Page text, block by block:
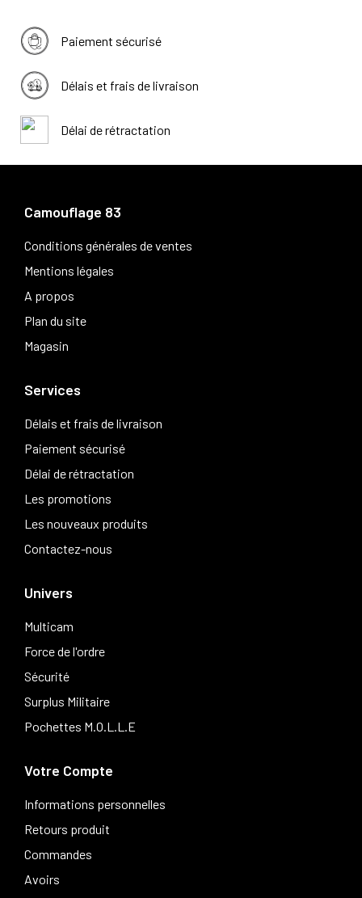
Paiement sécurisé
Délais et frais de livraison
Délai de rétractation
Camouflage 83
Conditions générales de ventes
Mentions légales
A propos
Plan du site
Magasin
Services
Délais et frais de livraison
Paiement sécurisé
Délai de rétractation
Les promotions
Les nouveaux produits
Contactez-nous
Univers
Multicam
Force de l'ordre
Sécurité
Surplus Militaire
Pochettes M.O.L.L.E
Votre Compte
Informations personnelles
Retours produit
Commandes
Avoirs